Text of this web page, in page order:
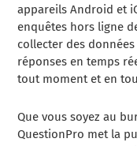
appareils Android et
enquêtes hors ligne
collecter des
réponses en temps
tout moment et en
Que vous soyez au
QuestionPro met la